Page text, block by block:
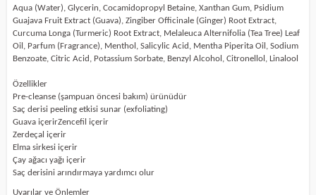
Aqua (Water), Glycerin, Cocamidopropyl Betaine, Xanthan Gum, Psidium
Guajava Fruit Extract (Guava), Zingiber Officinale (Ginger) Root Extract,
Curcuma Longa (Turmeric) Root Extract, Melaleuca Alternifolia (Tea Tree) Leaf
Oil, Parfum (Fragrance), Menthol, Salicylic Acid, Mentha Piperita Oil, Sodium
Benzoate, Citric Acid, Potassium Sorbate, Benzyl Alcohol, Citronellol, Linalool
Özellikler
Pre-cleanse (şampuan öncesi bakım) ürünüdür
Saç derisi peeling etkisi sunar (exfoliating)
Guava içerirZencefil içerir
Zerdeçal içerir
Elma sirkesi içerir
Çay ağacı yağı içerir
Saç derisini arındırmaya yardımcı olur
Uyarılar ve Önlemler